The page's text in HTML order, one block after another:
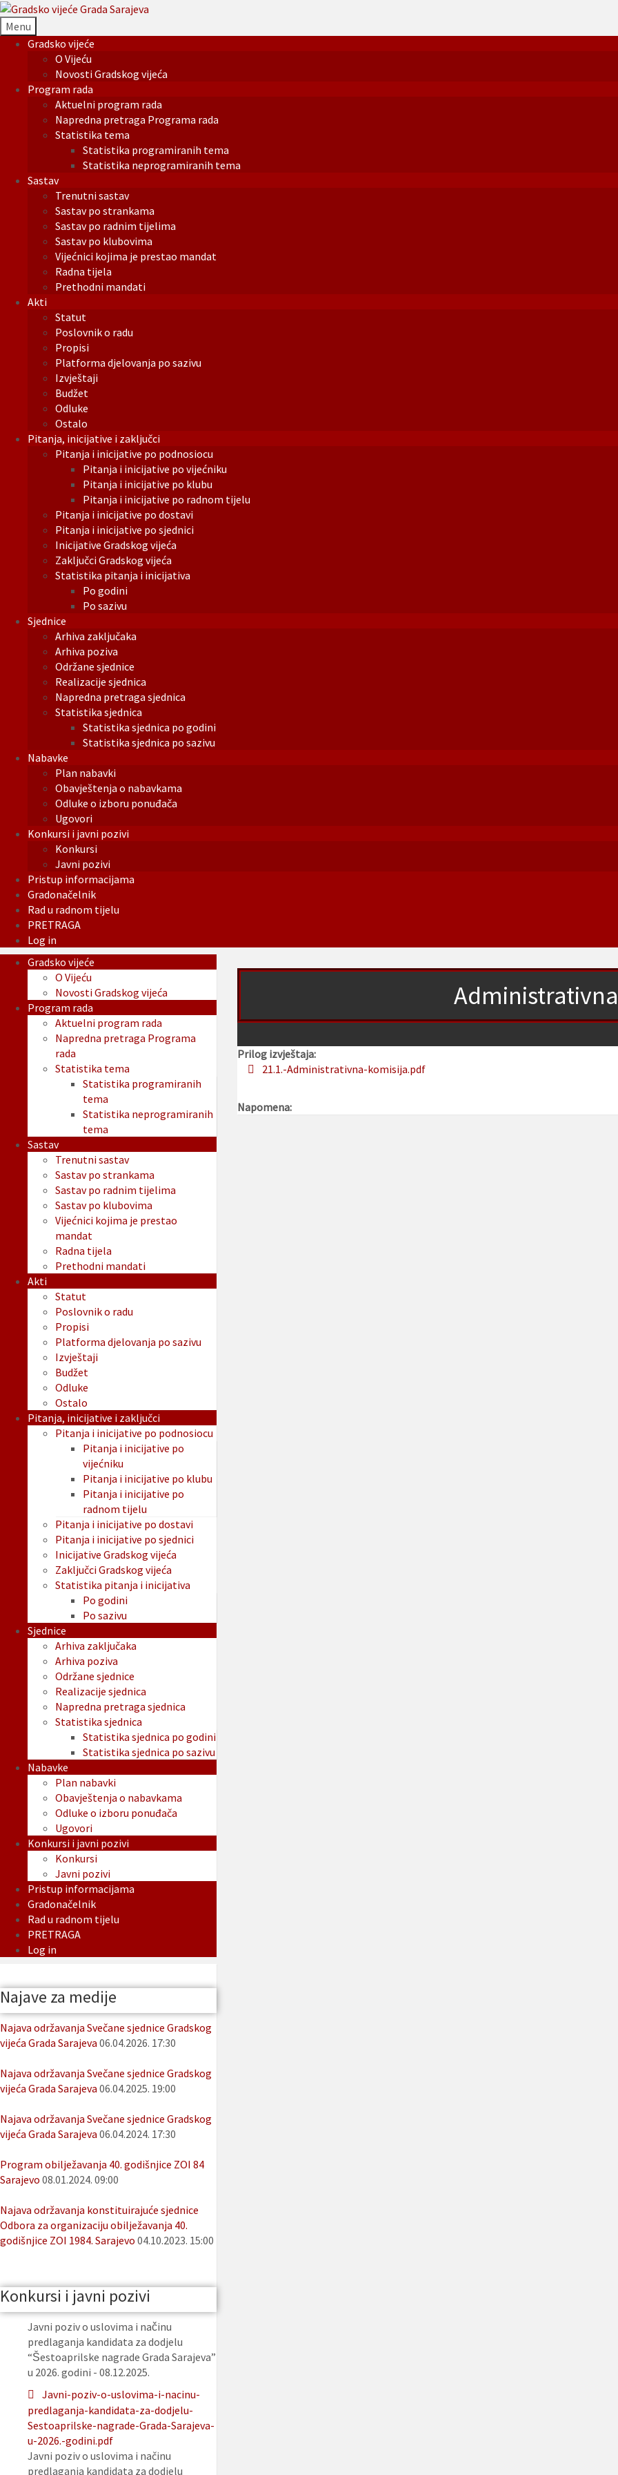
Menu
Gradsko vijeće
O Vijeću
Novosti Gradskog vijeća
Program rada
Aktuelni program rada
Napredna pretraga Programa rada
Statistika tema
Statistika programiranih tema
Statistika neprogramiranih tema
Sastav
Trenutni sastav
Sastav po strankama
Sastav po radnim tijelima
Sastav po klubovima
Vijećnici kojima je prestao mandat
Radna tijela
Prethodni mandati
Akti
Statut
Poslovnik o radu
Propisi
Platforma djelovanja po sazivu
Izvještaji
Budžet
Odluke
Ostalo
Pitanja, inicijative i zaključci
Pitanja i inicijative po podnosiocu
Pitanja i inicijative po vijećniku
Pitanja i inicijative po klubu
Pitanja i inicijative po radnom tijelu
Pitanja i inicijative po dostavi
Pitanja i inicijative po sjednici
Inicijative Gradskog vijeća
Zaključci Gradskog vijeća
Statistika pitanja i inicijativa
Po godini
Po sazivu
Sjednice
Arhiva zaključaka
Arhiva poziva
Održane sjednice
Realizacije sjednica
Napredna pretraga sjednica
Statistika sjednica
Statistika sjednica po godini
Statistika sjednica po sazivu
Nabavke
Plan nabavki
Obavještenja o nabavkama
Odluke o izboru ponuđača
Ugovori
Konkursi i javni pozivi
Konkursi
Javni pozivi
Pristup informacijama
Gradonačelnik
Rad u radnom tijelu
PRETRAGA
Log in
Prilog izvještaja:
21.1.-Administrativna-komisija.pdf
Napomena:
Gradsko vijeće
O Vijeću
Novosti Gradskog vijeća
Program rada
Aktuelni program rada
Napredna pretraga Programa
rada
Statistika tema
Statistika programiranih
tema
Statistika neprogramiranih
tema
Sastav
Trenutni sastav
Sastav po strankama
Sastav po radnim tijelima
Sastav po klubovima
Vijećnici kojima je prestao
mandat
Radna tijela
Prethodni mandati
Akti
Statut
Poslovnik o radu
Propisi
Platforma djelovanja po sazivu
Izvještaji
Budžet
Odluke
Ostalo
Pitanja, inicijative i zaključci
Pitanja i inicijative po podnosiocu
Pitanja i inicijative po
vijećniku
Pitanja i inicijative po klubu
Pitanja i inicijative po
radnom tijelu
Pitanja i inicijative po dostavi
Pitanja i inicijative po sjednici
Inicijative Gradskog vijeća
Zaključci Gradskog vijeća
Statistika pitanja i inicijativa
Po godini
Po sazivu
Sjednice
Arhiva zaključaka
Arhiva poziva
Održane sjednice
Realizacije sjednica
Napredna pretraga sjednica
Statistika sjednica
Statistika sjednica po godini
Statistika sjednica po sazivu
Nabavke
Plan nabavki
Obavještenja o nabavkama
Odluke o izboru ponuđača
Ugovori
Konkursi i javni pozivi
Konkursi
Javni pozivi
Pristup informacijama
Gradonačelnik
Rad u radnom tijelu
PRETRAGA
Log in
Najave za medije
Najava održavanja Svečane sjednice Gradskog
vijeća Grada Sarajeva 06.04.2026. 17:30
Najava održavanja Svečane sjednice Gradskog
vijeća Grada Sarajeva 06.04.2025. 19:00
Najava održavanja Svečane sjednice Gradskog
vijeća Grada Sarajeva 06.04.2024. 17:30
Program obilježavanja 40. godišnjice ZOI 84
Sarajevo 08.01.2024. 09:00
Najava održavanja konstituirajuće sjednice
Odbora za organizaciju obilježavanja 40.
godišnjice ZOI 1984. Sarajevo 04.10.2023. 15:00
Konkursi i javni pozivi
Javni poziv o uslovima i načinu
predlaganja kandidata za dodjelu
“Šestoaprilske nagrade Grada Sarajeva”
u 2026. godini - 08.12.2025.
Javni-poziv-o-uslovima-i-nacinu-
predlaganja-kandidata-za-dodjelu-
Sestoaprilske-nagrade-Grada-Sarajeva-
u-2026.-godini.pdf
Javni poziv o uslovima i načinu
predlaganja kandidata za dodjelu